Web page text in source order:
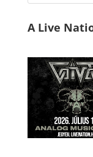
A Live